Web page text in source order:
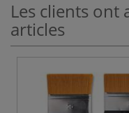
Les clients ont
articles